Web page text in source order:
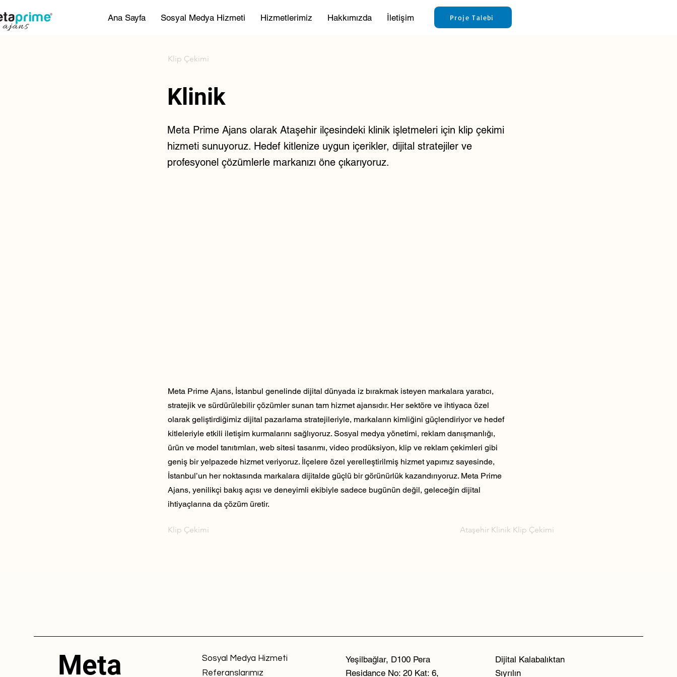
Ana Sayfa Sosyal Medya Hizmeti Hizmetlerimiz Hakkımızda İletişim Proje Talebi
Klip Çekimi
Klinik
Meta Prime Ajans olarak Ataşehir ilçesindeki klinik işletmeleri için klip çekimi
hizmeti sunuyoruz. Hedef kitlenize uygun içerikler, dijital stratejiler ve
profesyonel çözümlerle markanızı öne çıkarıyoruz.
Meta Prime Ajans, İstanbul genelinde dijital dünyada iz bırakmak isteyen markalara yaratıcı,
stratejik ve sürdürülebilir çözümler sunan tam hizmet ajansıdır. Her sektöre ve ihtiyaca özel
olarak geliştirdiğimiz dijital pazarlama stratejileriyle, markaların kimliğini güçlendiriyor ve hedef
kitleleriyle etkili iletişim kurmalarını sağlıyoruz. Sosyal medya yönetimi, reklam danışmanlığı,
ürün ve model tanıtımları, web sitesi tasarımı, video prodüksiyon, klip ve reklam çekimleri gibi
geniş bir yelpazede hizmet veriyoruz. İlçelere özel yerelleştirilmiş hizmet yapımız sayesinde,
İstanbul’un her noktasında markalara dijitalde güçlü bir görünürlük kazandırıyoruz. Meta Prime
Ajans, yenilikçi bakış açısı ve deneyimli ekibiyle sadece bugünün değil, geleceğin dijital
ihtiyaçlarına da çözüm üretir.
Klip Çekimi Ataşehir Klinik Klip Çekimi
Meta
Sosyal Medya Hizmeti
Referanslarımız
Yeşilbağlar, D100 Pera
Residance No: 20 Kat: 6,
Dijital Kalabalıktan
Sıyrılın